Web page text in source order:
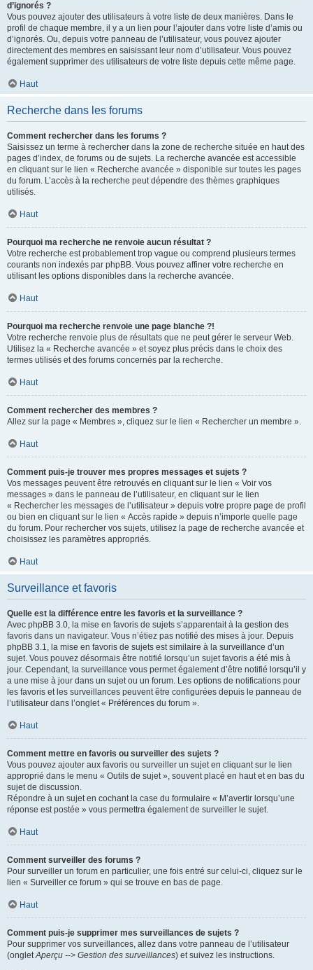
d’ignorés ?
Vous pouvez ajouter des utilisateurs à votre liste de deux manières. Dans le
profil de chaque membre, il y a un lien pour l’ajouter dans votre liste d’amis ou
d’ignorés. Ou, depuis votre panneau de l’utilisateur, vous pouvez ajouter
directement des membres en saisissant leur nom d’utilisateur. Vous pouvez
également supprimer des utilisateurs de votre liste depuis cette même page.
Haut
Recherche dans les forums
Comment rechercher dans les forums ?
Saisissez un terme à rechercher dans la zone de recherche située en haut des
pages d’index, de forums ou de sujets. La recherche avancée est accessible
en cliquant sur le lien « Recherche avancée » disponible sur toutes les pages
du forum. L’accès à la recherche peut dépendre des thèmes graphiques
utilisés.
Haut
Pourquoi ma recherche ne renvoie aucun résultat ?
Votre recherche est probablement trop vague ou comprend plusieurs termes
courants non indexés par phpBB. Vous pouvez affiner votre recherche en
utilisant les options disponibles dans la recherche avancée.
Haut
Pourquoi ma recherche renvoie une page blanche ?!
Votre recherche renvoie plus de résultats que ne peut gérer le serveur Web.
Utilisez la « Recherche avancée » et soyez plus précis dans le choix des
termes utilisés et des forums concernés par la recherche.
Haut
Comment rechercher des membres ?
Allez sur la page « Membres », cliquez sur le lien « Rechercher un membre ».
Haut
Comment puis-je trouver mes propres messages et sujets ?
Vos messages peuvent être retrouvés en cliquant sur le lien « Voir vos
messages » dans le panneau de l’utilisateur, en cliquant sur le lien
« Rechercher les messages de l’utilisateur » depuis votre propre page de profil
ou bien en cliquant sur le lien « Accès rapide » depuis n’importe quelle page
du forum. Pour rechercher vos sujets, utilisez la page de recherche avancée et
choisissez les paramètres appropriés.
Haut
Surveillance et favoris
Quelle est la différence entre les favoris et la surveillance ?
Avec phpBB 3.0, la mise en favoris de sujets s’apparentait à la gestion des
favoris dans un navigateur. Vous n’étiez pas notifié des mises à jour. Depuis
phpBB 3.1, la mise en favoris de sujets est similaire à la surveillance d’un
sujet. Vous pouvez désormais être notifié lorsqu’un sujet favoris a été mis à
jour. Cependant, la surveillance vous permet également d’être notifié lorsqu’il y
a une mise à jour dans un sujet ou un forum. Les options de notifications pour
les favoris et les surveillances peuvent être configurées depuis le panneau de
l’utilisateur dans l’onglet « Préférences du forum ».
Haut
Comment mettre en favoris ou surveiller des sujets ?
Vous pouvez ajouter aux favoris ou surveiller un sujet en cliquant sur le lien
approprié dans le menu « Outils de sujet », souvent placé en haut et en bas du
sujet de discussion.
Répondre à un sujet en cochant la case du formulaire « M’avertir lorsqu’une
réponse est postée » vous permettra également de surveiller le sujet.
Haut
Comment surveiller des forums ?
Pour surveiller un forum en particulier, une fois entré sur celui-ci, cliquez sur le
lien « Surveiller ce forum » qui se trouve en bas de page.
Haut
Comment puis-je supprimer mes surveillances de sujets ?
Pour supprimer vos surveillances, allez dans votre panneau de l’utilisateur
(ongletAperçu --> Gestion des surveillances) et suivez les instructions.